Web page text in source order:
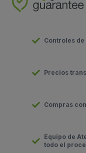
Controles
Precios
Compras
Equipo de
todo el